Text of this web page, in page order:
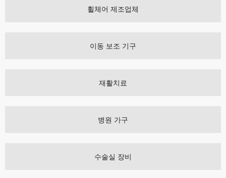
휠체어 제조업체
이동 보조 기구
재활치료
병원 가구
수술실 장비